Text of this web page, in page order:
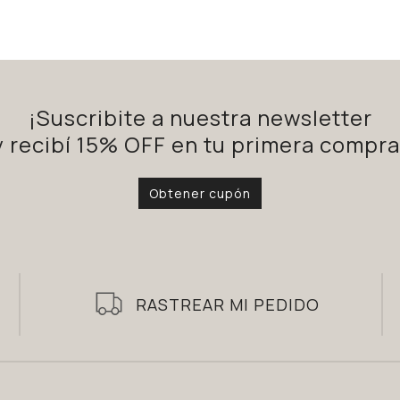
¡Suscribite a nuestra newsletter
recibí 15% OFF en tu primera
Obtener cupón
RASTREAR MI PEDIDO